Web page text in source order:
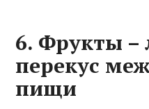
6. Фрукты
перекус
пищи